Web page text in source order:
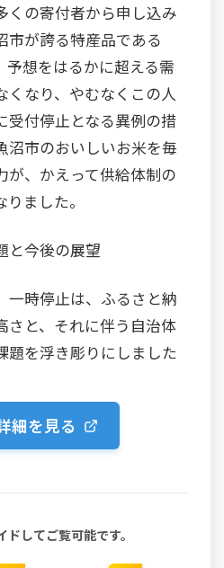
くの寄付者から申し込み
市が誇る特産品である
予想をはるかに超える需
くなり、やむなくこの人
受付停止となる異例の措
沼市のおいしいお米を毎
が、かえって供給体制の
ました。
と今後の展望
一時停止は、ふるさと納
さと、それに伴う自治体
題を浮き彫りにしました
細を見る
ドしてご覧可能です。